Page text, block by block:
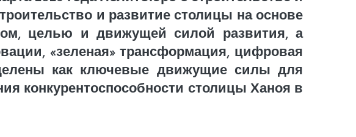
и развитие столицы на основе
целью и движущей силой развития, а
«зеленая» трансформация, цифровая
как ключевые движущие силы для
конкурентоспособности столицы Ханоя в